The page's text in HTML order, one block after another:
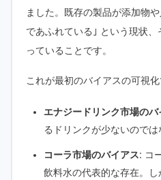
ました。既存の製品が添加物
であふれている｣ という現状
っていることです。
これが最初のバイアスの可視化
エナジードリンク市場のバ
るドリンクが少ないので
コーラ市場のバイアス: コ
飲料水の代表的な存在。